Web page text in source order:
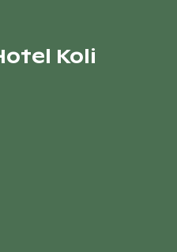
Koli